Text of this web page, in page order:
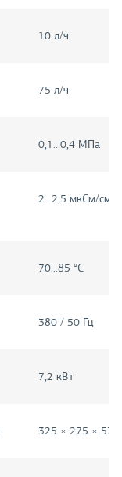
10 л/ч
75 л/ч
0,1…0,4 МПа
2…2,5 мкСм/см
70…85 °C
380 / 50 Гц
7,2 кВт
325 × 275 ×